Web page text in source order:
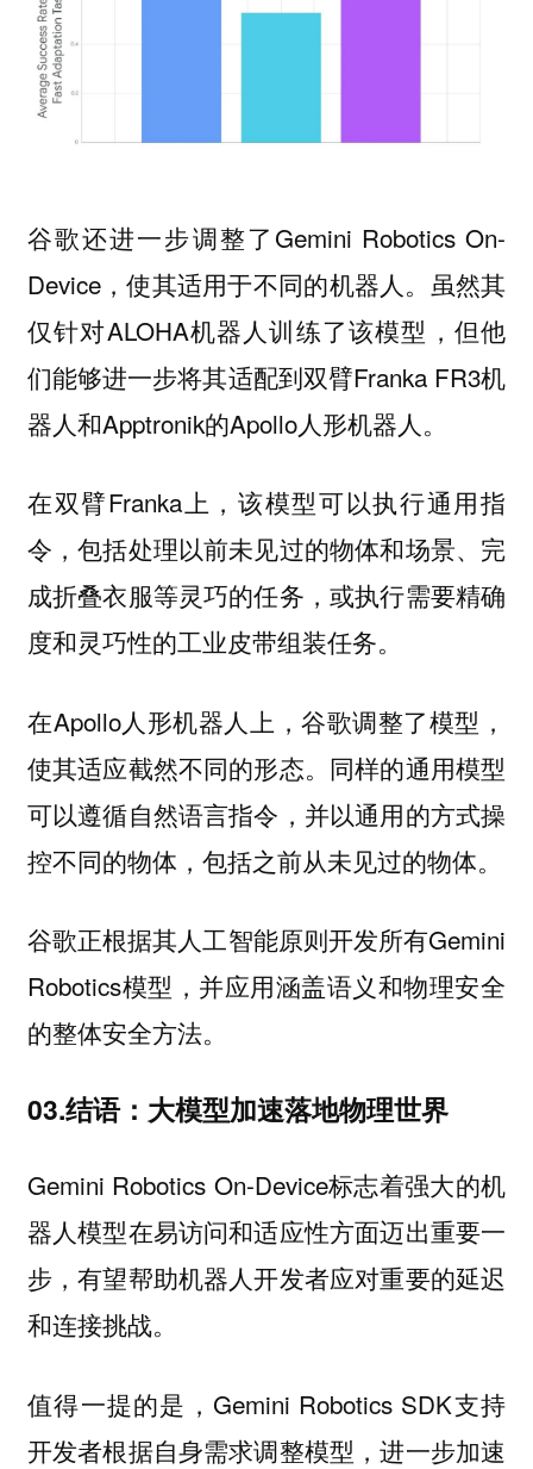
谷歌还进一步调整了Gemini Robotics On-
Device，使其适用于不同的机器人。虽然其
仅针对ALOHA机器人训练了该模型，但他
们能够进一步将其适配到双臂Franka FR3机
器人和Apptronik的Apollo人形机器人。
在双臂Franka上，该模型可以执行通用指
令，包括处理以前未见过的物体和场景、完
成折叠衣服等灵巧的任务，或执行需要精确
度和灵巧性的工业皮带组装任务。
在Apollo人形机器人上，谷歌调整了模型，
使其适应截然不同的形态。同样的通用模型
可以遵循自然语言指令，并以通用的方式操
控不同的物体，包括之前从未见过的物体。
谷歌正根据其人工智能原则开发所有Gemini
Robotics模型，并应用涵盖语义和物理安全
的整体安全方法。
03.结语：大模型加速落地物理世界
Gemini Robotics On-Device标志着强大的机
器人模型在易访问和适应性方面迈出重要一
步，有望帮助机器人开发者应对重要的延迟
和连接挑战。
值得一提的是，Gemini Robotics SDK支持
开发者根据自身需求调整模型，进一步加速